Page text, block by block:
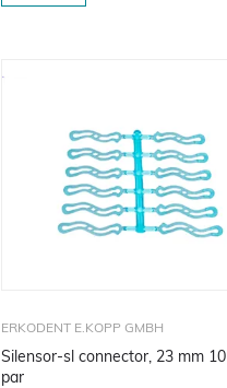
ERKODENT E.KOPP GMBH
Silensor-sl connector, 23 mm 10
par